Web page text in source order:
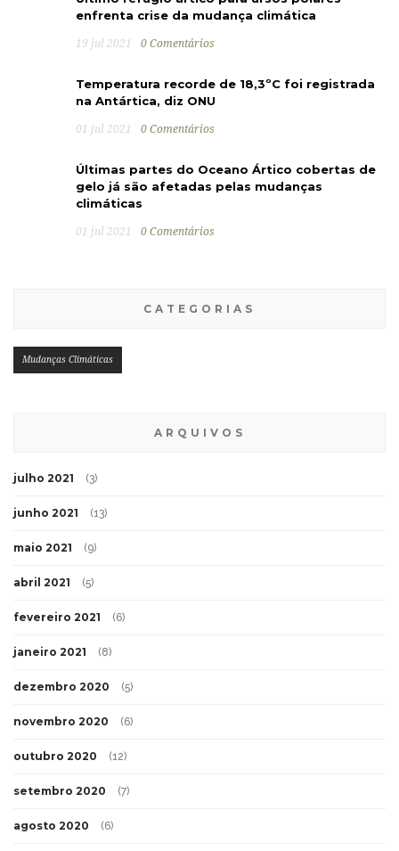
enfrenta crise da mudança climática
19 jul 2021 0 Comentários
Temperatura recorde de 18,3ºC foi registrada
na Antártica, diz ONU
01 jul 2021 0 Comentários
Últimas partes do Oceano Ártico cobertas de
gelo já são afetadas pelas mudanças
climáticas
01 jul 2021 0 Comentários
CATEGORIAS
Mudanças Climáticas
ARQUIVOS
julho 2021 (3)
junho 2021 (13)
maio 2021 (9)
abril 2021 (5)
fevereiro 2021 (6)
janeiro 2021 (8)
dezembro 2020 (5)
novembro 2020 (6)
outubro 2020 (12)
setembro 2020 (7)
agosto 2020 (6)